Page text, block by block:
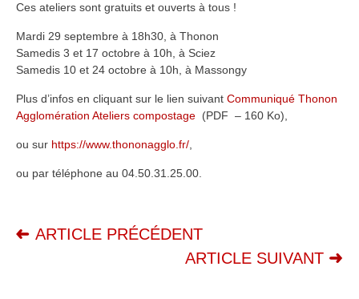
Ces ateliers sont gratuits et ouverts à tous !
Mardi 29 septembre à 18h30, à Thonon
Samedis 3 et 17 octobre à 10h, à Sciez
Samedis 10 et 24 octobre à 10h, à Massongy
Plus d’infos en cliquant sur le lien suivant Communiqué Thonon
Agglomération Ateliers compostage (PDF – 160 Ko),
ou sur https://www.thononagglo.fr/
ou par téléphone au 04.50.31.25.00.
ARTICLE PRÉCÉDENT
ARTICLE SUIVANT